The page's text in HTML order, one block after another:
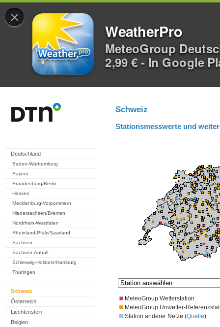
×
WeatherPro
MeteoGroup
2,99 € - In Google
Deutschland
Baden-Württemberg
Bayern
Brandenburg/Berlin
Hessen
Mecklenburg-Vorpommern
Niedersachsen/Bremen
Nordrhein-Westfalen
Rheinland-Pfalz/Saarland
Sachsen
Sachsen-Anhalt
Schleswig-Holstein/Hamburg
Thüringen
Schweiz
Österreich
Liechtenstein
Belgien
Schweiz
Stationsmesswerte und
MeteoGroup Wetterstation
MeteoGroup Unwetter-
Station anderer Netze (Quelle)